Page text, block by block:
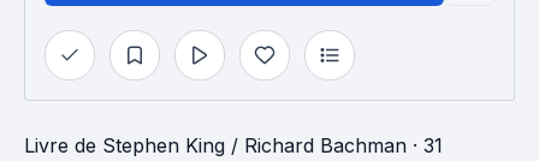
Livre de Stephen King / Richard Bachman · 31